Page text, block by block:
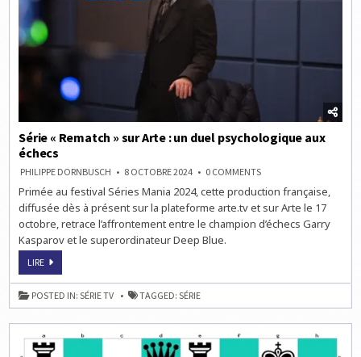
Série « Rematch » sur Arte : un duel psychologique aux
échecs
PHILIPPE DORNBUSCH 8 OCTOBRE 2024 0 COMMENTSON
« REMATCH »
SUR
ARTE :
UN
DUEL
Primée au festival Séries Mania 2024, cette production française,
diffusée dès à présent sur la plateforme arte.tv et sur Arte le 17
octobre, retrace l’affrontement entre le champion d’échecs Garry
Kasparov et le superordinateur Deep Blue.
LIRESÉRIE
SUR
ARTE :
UN
DUEL
ÉCHECS
POSTED IN:SÉRIE TV TAGGED:SÉRIE